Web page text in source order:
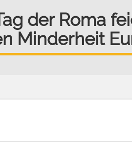
der Roma
Minderheit